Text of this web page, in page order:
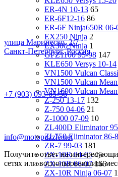
ER-4N 10-13 65
ER-6F12-16 86
ER-6F Ninja650R 06-
EX250 Ninja 2
EX300 Ninja 1
GPZ1100 95-98 147
KLE650 Versys 10-14
VN1500 Vulcan
VN1500 Vulcan
VN1600 Vulcan
Z-250 13-17 132
Z-750 04-06 21
Z-1000 07-09 10
ZL400D Eliminator
ZL750 Eliminator 86-
ZR-7 99-03 181
ZX-10R 04-05 45
ZX-10R 06-07 166
ZX-10R Ninja 06-07 1
улица Маринеско, 2/7
Санкт-Петербург, Россия
+7 (903) 093-65-56
info@motopuzzle.net
Получите ответ на
сетях или воспользовавшись